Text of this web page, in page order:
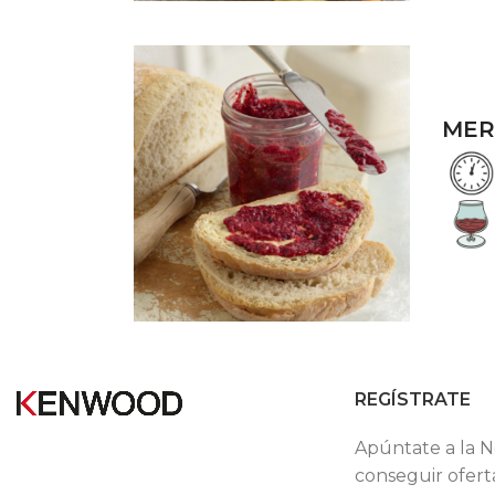
REGÍSTRATE
Apúntate a la
conseguir